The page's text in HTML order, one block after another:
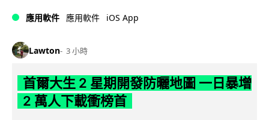
應用軟件 應用軟件 iOS App
Lawton 3 小時
首爾大生 2 星期開發防曬地圖 一日暴增
2 萬人下載衝榜首